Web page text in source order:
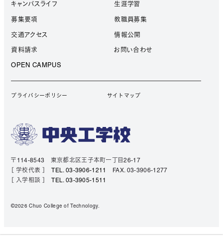
キャンパスライフ
募集要項
交通アクセス
資料請求
OPEN CAMPUS
生涯学習
教職員募集
情報公開
お問い合わせ
プライバシーポリシー サイトマップ
〒114-8543 東京都北区王子本町一丁目26-17
［ 学校代表 ］
TEL. 03-3906-1211
FAX. 03-3906-1277
［ 入学相談 ］
TEL. 03-3905-1511
©2026 Chuo College of Technology.